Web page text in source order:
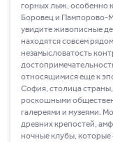
горных лыж, особенно
Боровец и Пампорово-
увидите живописные
находятся совсем
незамысловатость
относящимися еще к
София, столица
роскошными
галереями и музеями.
древних крепостей,
ночные клубы, которые